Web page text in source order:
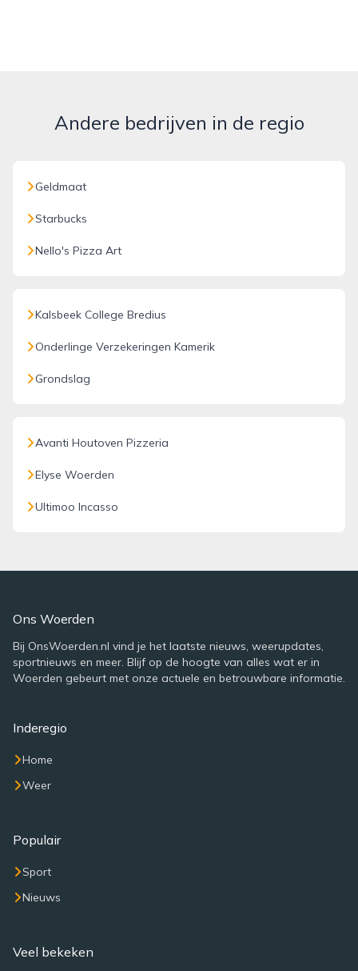
Andere bedrijven in de regio
Geldmaat
Starbucks
Nello's Pizza Art
Kalsbeek College Bredius
Onderlinge Verzekeringen Kamerik
Grondslag
Avanti Houtoven Pizzeria
Elyse Woerden
Ultimoo Incasso
Ons Woerden
Bij OnsWoerden.nl vind je het laatste nieuws, weerupdates,
sportnieuws en meer. Blijf op de hoogte van alles wat er in
Woerden gebeurt met onze actuele en betrouwbare informatie.
Inderegio
Home
Weer
Populair
Sport
Nieuws
Veel bekeken